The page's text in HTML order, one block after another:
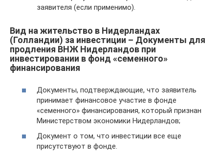
заявителя (если применимо).
Вид на жительство в Нидерландах
(Голландии) за инвестиции – Документы для
продления ВНЖ Нидерландов при
инвестировании в фонд «семенного»
финансирования
Документы, подтверждающие, что заявитель
принимает финансовое участие в фонде
«семенного» финансирования, который признан
Министерством экономики Нидерландов;
Документ о том, что инвестиции все еще
присутствуют в фонде.